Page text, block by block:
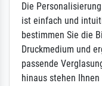
Die
ist einfach und
bestimmen Sie die
Druckmedium und
passende
hinaus stehen